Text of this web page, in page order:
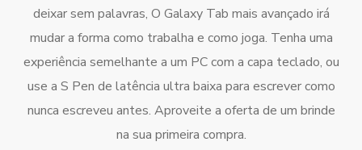
deixar sem palavras, O Galaxy Tab mais avançado irá
mudar a forma como trabalha e como joga. Tenha uma
experiência semelhante a um PC com a capa teclado, ou
use a S Pen de latência ultra baixa para escrever como
nunca escreveu antes. Aproveite a oferta de um brinde
na sua primeira compra.